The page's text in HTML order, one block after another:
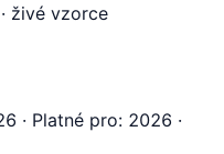
živé vzorce
· Platné pro: 2026 ·